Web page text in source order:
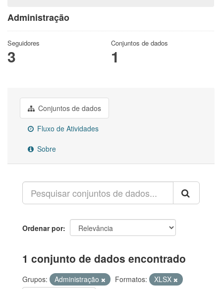
Administração
Seguidores
3
Conjuntos de dados
1
Conjuntos de dados
Fluxo de Atividades
Sobre
Ordenar por
1 conjunto de dados encontrado
Grupos: Administração Formatos:
XLSX